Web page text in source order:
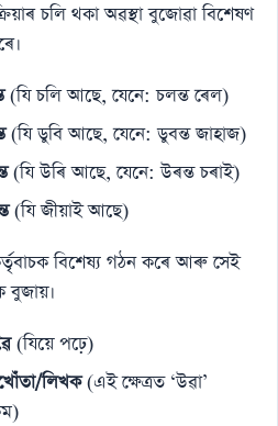
চলি থকা অৱস্থা বুজোৱা বিশেষণ
(যি চলি আছে, যেনে: চলন্ত ৰেল)
(যি ডুবি আছে, যেনে: ডুবন্ত জাহাজ)
(যি উৰি আছে, যেনে: উৰন্ত চৰাই)
(যি জীয়াই আছে)
বিশেষ্য গঠন কৰে আৰু সেই
বুজায়।
(যিয়ে পঢ়ে)
লিখক(এই ক্ষেত্ৰত ‘উৱা’